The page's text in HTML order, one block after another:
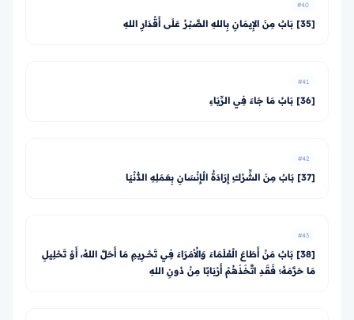
#40
[35] بَابٌ مِنَ الإِيمَانِ بِاللهِ الصَّبْرُ عَلَى أَقْدَارِ اللهِ
#41
[36] بَابُ مَا جَاءَ فِي الرِّيَاءِ
#42
[37] بَابٌ مِنَ الشِّرْكِ إِرَادَةُ الْإِنْسَانِ بِعَمَلِهِ الدُّنْيَا
#43
[38] بَابٌ مَنْ أَطَاعَ الْعُلَمَاءَ وَالأُمَرَاءَ فِي تَحْــرِيمِ مَا أَحَلَّ اللهُ، أَوْ تَحْلِيلِ
مَا حَرَّمَهُ؛ فَقَدِ اتَّخَذَهُمْ أَرْبَابًا مِنْ دُونِ اللهِ